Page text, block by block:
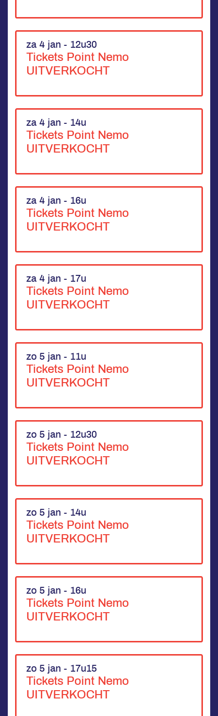
za 4 jan - 12u30
Tickets Point Nemo
UITVERKOCHT
za 4 jan - 14u
Tickets Point Nemo
UITVERKOCHT
za 4 jan - 16u
Tickets Point Nemo
UITVERKOCHT
za 4 jan - 17u
Tickets Point Nemo
UITVERKOCHT
zo 5 jan - 11u
Tickets Point Nemo
UITVERKOCHT
zo 5 jan - 12u30
Tickets Point Nemo
UITVERKOCHT
zo 5 jan - 14u
Tickets Point Nemo
UITVERKOCHT
zo 5 jan - 16u
Tickets Point Nemo
UITVERKOCHT
zo 5 jan - 17u15
Tickets Point Nemo
UITVERKOCHT